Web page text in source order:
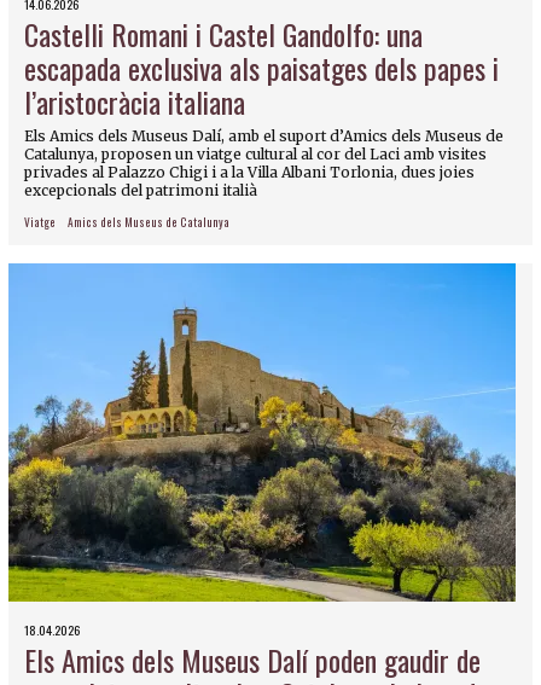
14.06.2026
Castelli Romani i Castel Gandolfo: una
escapada exclusiva als paisatges dels papes i
l’aristocràcia italiana
Els Amics dels Museus Dalí, amb el suport d’Amics dels Museus de
Catalunya, proposen un viatge cultural al cor del Laci amb visites
privades al Palazzo Chigi i a la Villa Albani Torlonia, dues joies
excepcionals del patrimoni italià
Viatge Amics dels Museus de Catalunya
18.04.2026
Els Amics dels Museus Dalí poden gaudir de